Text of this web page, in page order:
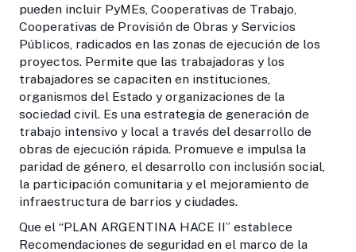
pueden incluir PyMEs, Cooperativas de Trabajo,
Cooperativas de Provisión de Obras y Servicios
Públicos, radicados en las zonas de ejecución de los
proyectos. Permite que las trabajadoras y los
trabajadores se capaciten en instituciones,
organismos del Estado y organizaciones de la
sociedad civil. Es una estrategia de generación de
trabajo intensivo y local a través del desarrollo de
obras de ejecución rápida. Promueve e impulsa la
paridad de género, el desarrollo con inclusión social,
la participación comunitaria y el mejoramiento de
infraestructura de barrios y ciudades.
Que el “PLAN ARGENTINA HACE II” establece
Recomendaciones de seguridad en el marco de la